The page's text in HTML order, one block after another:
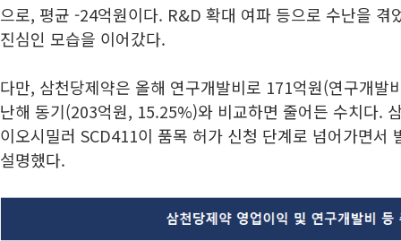
으로, 평균 -24억원이다. R&D 확대 여파 등으로 수난을 겪
진심인 모습을 이어갔다.
다만, 삼천당제약은 올해 연구개발비로 171억원(연구개발
난해 동기(203억원, 15.25%)와 비교하면 줄어든 수치다.
이오시밀러 SCD411이 품목 허가 신청 단계로 넘어가면서
설명했다.